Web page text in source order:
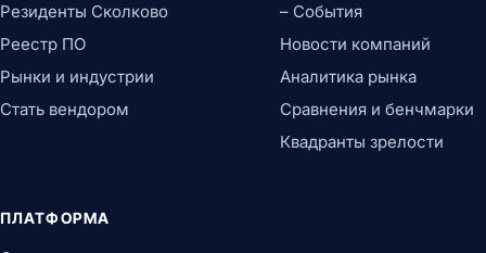
Резиденты Сколково
Реестр ПО
Рынки и индустрии
Стать вендором
– События
Новости компаний
Аналитика рынка
Сравнения и бенчмарки
Квадранты зрелости
ПЛАТФОРМА